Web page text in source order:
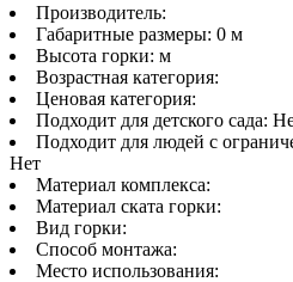
Производитель:
Габаритные размеры: 0 м
Высота горки: м
Возрастная категория:
Ценовая категория:
Подходит для детского сада:
Подходит для людей с
Нет
Материал комплекса:
Материал ската горки:
Вид горки:
Способ монтажа:
Место использования: